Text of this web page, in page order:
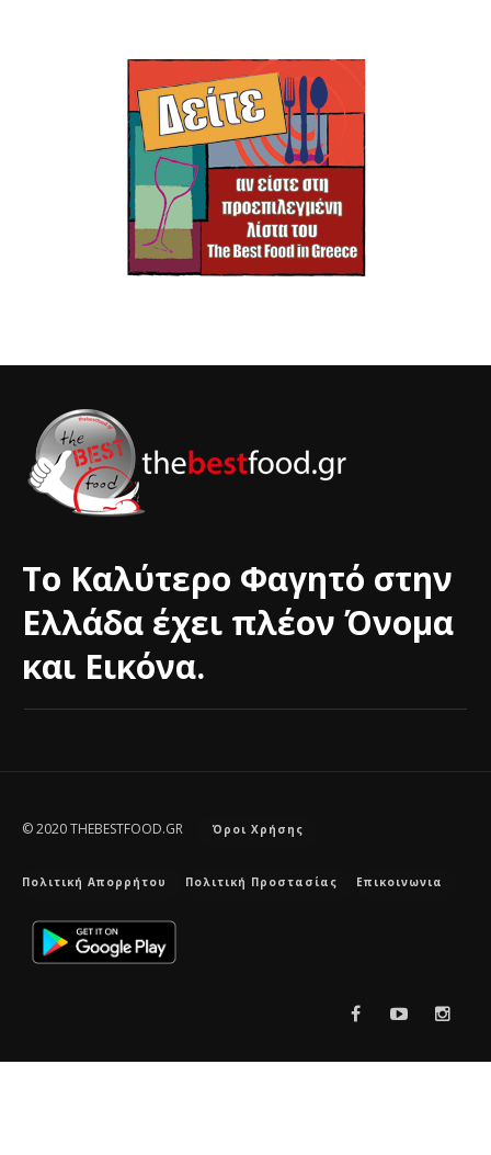
Το Καλύτερο Φαγητό στην
Ελλάδα έχει πλέον Όνομα
και Εικόνα.
© 2020 THEBESTFOOD.GR Όροι Χρήσης
Πολιτική Απορρήτου Πολιτική Προστασίας Επικοινωνια